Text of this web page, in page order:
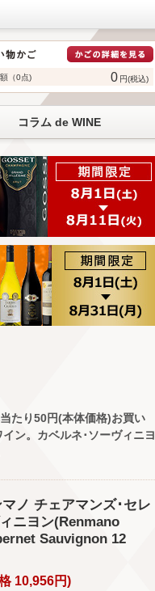
（0点) 0 円(税込)
コラム de WINE
たり50円(本体価格)お買い
ン。カベルネ･ソーヴィニヨ
マノ チェアマンズ･セレ
ニヨン(Renmano
Sauvignon 12
10,956円)